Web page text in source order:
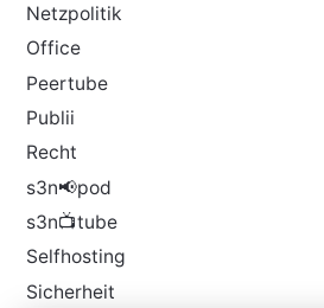
Netzpolitik
Office
Peertube
Publii
Recht
s3n📢pod
s3n📺tube
Selfhosting
Sicherheit